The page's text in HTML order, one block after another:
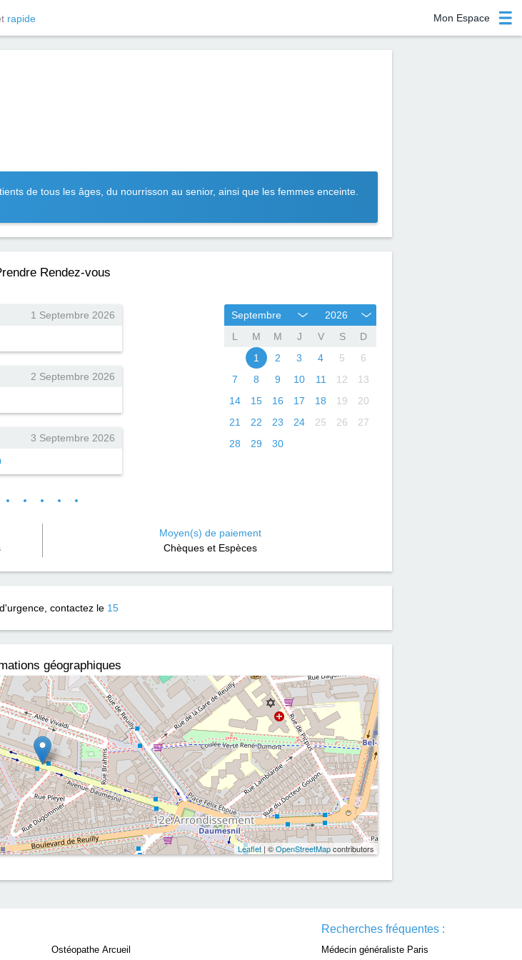
rapide Mon Espace
de tous les âges, du nourrisson au senior, ainsi que les femmes enceinte.
Rendez-vous
1 Septembre 2026
2 Septembre 2026
3 Septembre 2026
Septembre
2026
L
M M J V S
D
1
2 3 4 5
6
7
8 9 10 11 12
13
14
15 16 17 18 19
20
21
22 23 24 25 26
27
28
29 30
Moyen(s) de paiement
Chèques et Espèces
contactez le 15
géographiques
Leaflet| ©OpenStreetMapcontributors
Ostéopathe Arcueil
Recherches fréquentes :
Médecin généraliste Paris